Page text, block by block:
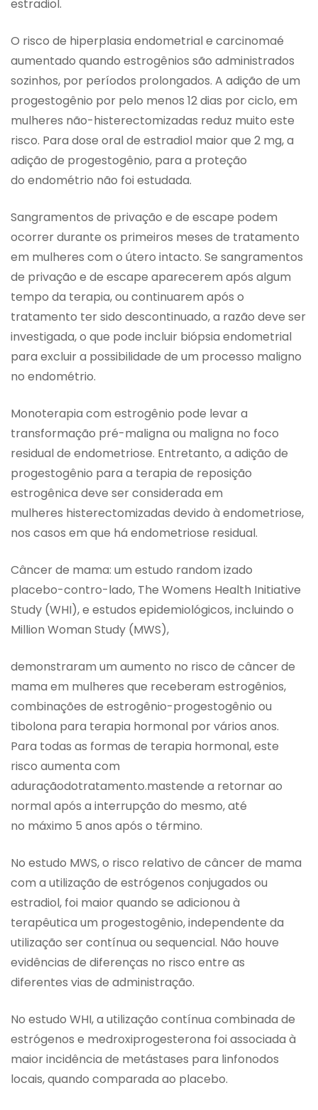
estradiol.
O risco de hiperplasia endometrial e carcinomaé
aumentado quando estrogênios são administrados
sozinhos, por períodos prolongados. A adição de um
progestogênio por pelo menos 12 dias por ciclo, em
mulheres não-histerectomizadas reduz muito este
risco. Para dose oral de estradiol maior que 2 mg, a
adição de progestogênio, para a proteção
do endométrio não foi estudada.
Sangramentos de privação e de escape podem
ocorrer durante os primeiros meses de tratamento
em mulheres com o útero intacto. Se sangramentos
de privação e de escape aparecerem após algum
tempo da terapia, ou continuarem após o
tratamento ter sido descontinuado, a razão deve ser
investigada, o que pode incluir biópsia endometrial
para excluir a possibilidade de um processo maligno
no endométrio.
Monoterapia com estrogênio pode levar a
transformação pré-maligna ou maligna no foco
residual de endometriose. Entretanto, a adição de
progestogênio para a terapia de reposição
estrogênica deve ser considerada em
mulheres histerectomizadas devido à endometriose,
nos casos em que há endometriose residual.
Câncer de mama: um estudo random izado
placebo-contro-lado, The Womens Health Initiative
Study (WHI), e estudos epidemiológicos, incluindo o
Million Woman Study (MWS),
demonstraram um aumento no risco de câncer de
mama em mulheres que receberam estrogênios,
combinações de estrogênio-progestogênio ou
tibolona para terapia hormonal por vários anos.
Para todas as formas de terapia hormonal, este
risco aumenta com
aduraçãodotratamento.mastende a retornar ao
normal após a interrupção do mesmo, até
no máximo 5 anos após o término.
No estudo MWS, o risco relativo de câncer de mama
com a utilização de estrógenos conjugados ou
estradiol, foi maior quando se adicionou à
terapêutica um progestogênio, independente da
utilização ser contínua ou sequencial. Não houve
evidências de diferenças no risco entre as
diferentes vias de administração.
No estudo WHI, a utilização contínua combinada de
estrógenos e medroxiprogesterona foi associada à
maior incidência de metástases para linfonodos
locais, quando comparada ao placebo.